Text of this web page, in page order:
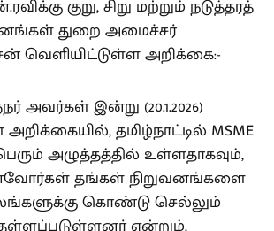
குறு, சிறு மற்றும் நடுத்தரத்
துறை அமைச்சர்
வெளியிட்டுள்ள அறிக்கை:-
அவர்கள் இன்று (20.1.2026)
தமிழ்நாட்டில் MSME
அழுத்தத்தில் உள்ளதாகவும்,
தங்கள் நிறுவனங்களை
கொண்டு செல்லும்